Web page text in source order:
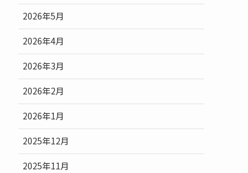
2026年5月
2026年4月
2026年3月
2026年2月
2026年1月
2025年12月
2025年11月